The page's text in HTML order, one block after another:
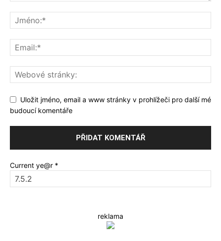
Uložit jméno, email a www stránky v prohlížeči pro další mé
budoucí komentáře
Current ye@r *
reklama